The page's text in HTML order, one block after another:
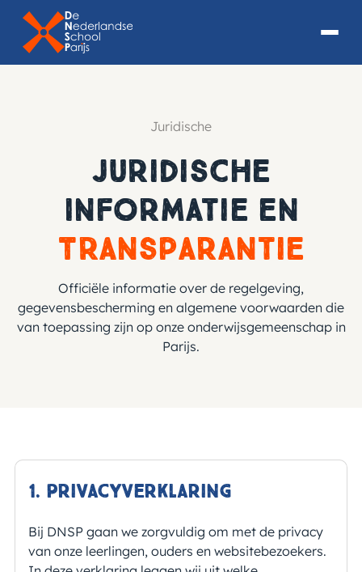
Juridische
Juridische
Informatie en
Transparantie
Officiële informatie over de regelgeving,
gegevensbescherming en algemene voorwaarden die
van toepassing zijn op onze onderwijsgemeenschap in
Parijs.
1. Privacyverklaring
Bij DNSP gaan we zorgvuldig om met de privacy
van onze leerlingen, ouders en websitebezoekers.